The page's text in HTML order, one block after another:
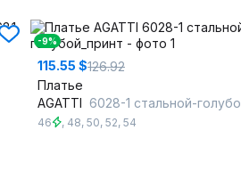
-9%
115.55 $126.92
Платье
AGATTI 6028-1 стальной-
46 , 48, 50, 52, 54